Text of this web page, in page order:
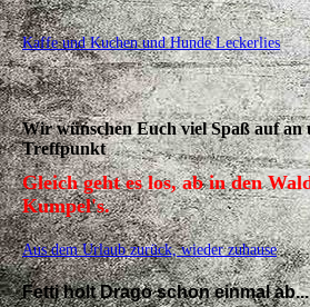
Kaffe und Kuchen und Hunde Leckerlies
Wir wünschen Euch viel Spaß auf an
Treffpunkt
Gleich geht es los, ab in den
Kumpel's.
Aus dem Urlaub zurück, wieder zuhause
Fetti holt Drago schon einmal